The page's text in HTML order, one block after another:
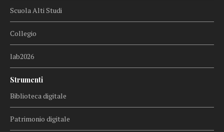
Scuola Alti Studi
Collegio
lab2026
Strumenti
Biblioteca digitale
Patrimonio digitale